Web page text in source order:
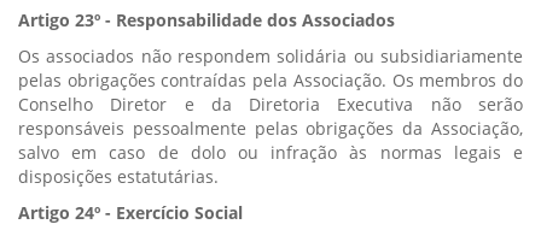
Artigo 23º - Responsabilidade dos Associados
Os associados não respondem solidária ou subsidiariamente
pelas obrigações contraídas pela Associação. Os membros do
Conselho Diretor e da Diretoria Executiva não serão
responsáveis pessoalmente pelas obrigações da Associação,
salvo em caso de dolo ou infração às normas legais e
disposições estatutárias.
Artigo 24º - Exercício Social